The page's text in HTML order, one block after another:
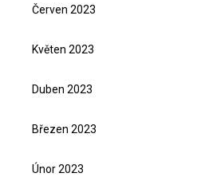
Červen 2023
Květen 2023
Duben 2023
Březen 2023
Únor 2023